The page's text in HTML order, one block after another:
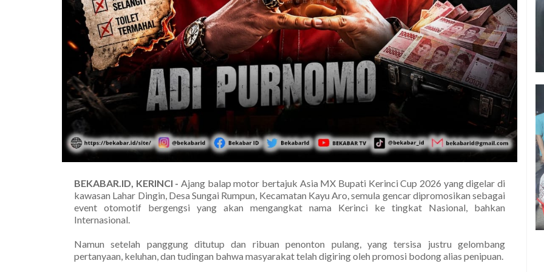
BEKABAR.ID, KERINCI - Ajang balap motor bertajuk Asia MX Bupati Kerinci Cup 2026 yang digelar di
kawasan Lahar Dingin, Desa Sungai Rumpun, Kecamatan Kayu Aro, semula gencar dipromosikan sebagai
event otomotif bergengsi yang akan mengangkat nama Kerinci ke tingkat Nasional, bahkan
Internasional.
Namun setelah panggung ditutup dan ribuan penonton pulang, yang tersisa justru gelombang
pertanyaan, keluhan, dan tudingan bahwa masyarakat telah digiring oleh promosi bodong alias penipuan.